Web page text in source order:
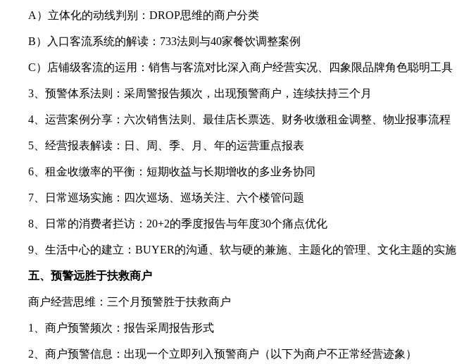
A）立体化的动线判别：DROP思维的商户分类
B）入口客流系统的解读：733法则与40家餐饮调整案例
C）店铺级客流的运用：销售与客流对比深入商户经营实况、四象限品牌角色聪明工具
3、预警体系法则：采周警报告频次，出现预警商户，连续扶持三个月
4、运营案例分享：六次销售法则、最佳店长票选、财务收缴租金调整、物业报事流程
5、经营报表解读：日、周、季、月、年的运营重点报表
6、租金收缴率的平衡：短期收益与长期增收的多业务协同
7、日常巡场实施：四次巡场、巡场关注、六个楼管问题
8、日常的消费者拦访：20+2的季度报告与年度30个痛点优化
9、生活中心的建立：BUYER的沟通、软与硬的兼施、主题化的管理、文化主题的实施
五、预警远胜于扶救商户
商户经营思维：三个月预警胜于扶救商户
1、商户预警频次：报告采周报告形式
2、商户预警信息：出现一个立即列入预警商户（以下为商户不正常经营迹象）